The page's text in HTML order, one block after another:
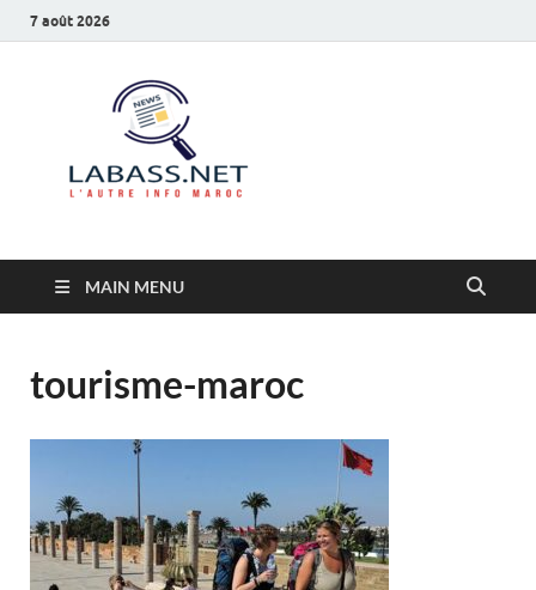
7 août 2026
MAIN MENU
tourisme-maroc